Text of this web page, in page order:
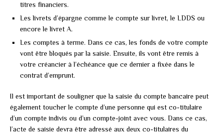
titres financiers.
Les livrets d’épargne comme le compte sur livret, le LDDS ou
encore le livret A.
Les comptes à terme. Dans ce cas, les fonds de votre compte
vont être bloqués par la saisie. Ensuite, ils vont être remis à
votre créancier à l’échéance que ce dernier a fixée dans le
contrat d’emprunt.
Il est important de souligner que la saisie du compte bancaire peut
également toucher le compte d’une personne qui est co-titulaire
d’un compte indivis ou d’un compte-joint avec vous. Dans ce cas,
l’acte de saisie devra être adressé aux deux co-titulaires du